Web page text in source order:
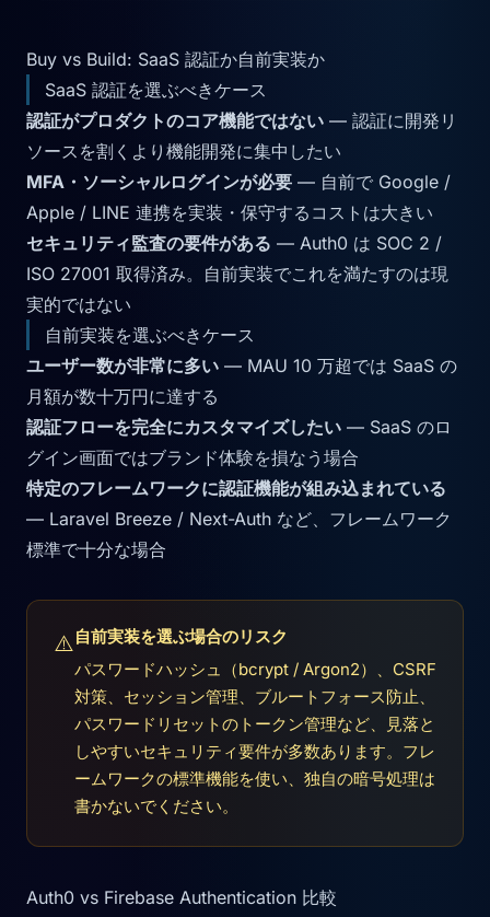
Buy vs Build: SaaS 認証か自前実装か
SaaS 認証を選ぶべきケース
認証がプロダクトのコア機能ではない — 認証に開発リ
ソースを割くより機能開発に集中したい
MFA・ソーシャルログインが必要 — 自前で Google /
Apple / LINE 連携を実装・保守するコストは大きい
セキュリティ監査の要件がある — Auth0 は SOC 2 /
ISO 27001 取得済み。自前実装でこれを満たすのは現
実的ではない
自前実装を選ぶべきケース
ユーザー数が非常に多い — MAU 10 万超では SaaS の
月額が数十万円に達する
認証フローを完全にカスタマイズしたい — SaaS のロ
グイン画面ではブランド体験を損なう場合
特定のフレームワークに認証機能が組み込まれている
— Laravel Breeze / Next-Auth など、フレームワーク
標準で十分な場合
⚠️自前実装を選ぶ場合のリスク
パスワードハッシュ（bcrypt / Argon2）、CSRF
対策、セッション管理、ブルートフォース防止、
パスワードリセットのトークン管理など、見落と
しやすいセキュリティ要件が多数あります。フレ
ームワークの標準機能を使い、独自の暗号処理は
書かないでください。
Auth0 vs Firebase Authentication 比較